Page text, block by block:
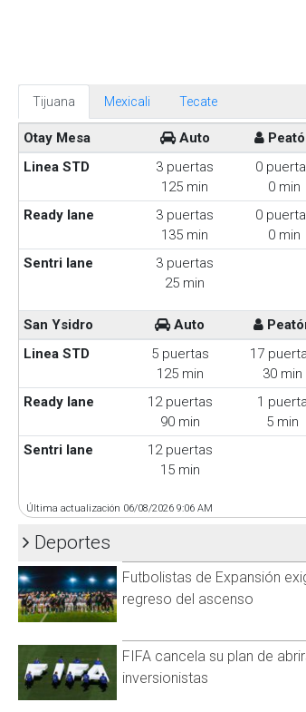
Tijuana Mexicali Tecate
Otay Mesa Auto
Linea STD
3 puertas
125 min
0
0 min
Ready lane
3 puertas
135 min
0
0 min
Sentri lane
3 puertas
25 min
San Ysidro Auto
Linea STD
5 puertas
125 min
17
30 min
Ready lane
12 puertas
90 min
1 puerta
5 min
Sentri lane
12 puertas
15 min
Última actualización 06/08/2026 9:06 AM
Deportes
Futbolistas de Expansión
regreso del ascenso
FIFA cancela su plan de
inversionistas